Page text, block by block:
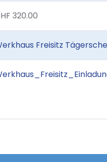
320.00
Freisitz